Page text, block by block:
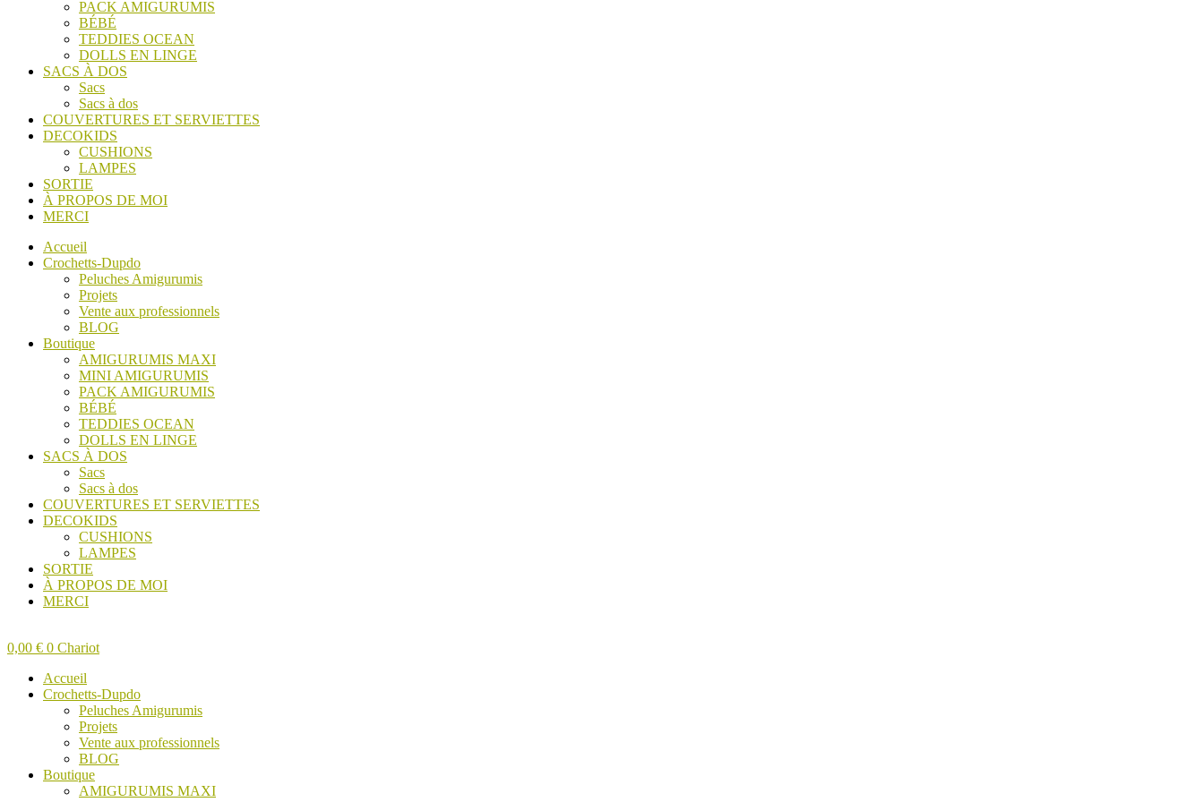
PACK AMIGURUMIS
BÉBÉ
TEDDIES OCEAN
DOLLS EN LINGE
SACS À DOS
Sacs
Sacs à dos
COUVERTURES ET SERVIETTES
DECOKIDS
CUSHIONS
LAMPES
SORTIE
À PROPOS DE MOI
MERCI
Accueil
Crochetts-Dupdo
Peluches Amigurumis
Projets
Vente aux professionnels
BLOG
Boutique
AMIGURUMIS MAXI
MINI AMIGURUMIS
PACK AMIGURUMIS
BÉBÉ
TEDDIES OCEAN
DOLLS EN LINGE
SACS À DOS
Sacs
Sacs à dos
COUVERTURES ET SERVIETTES
DECOKIDS
CUSHIONS
LAMPES
SORTIE
À PROPOS DE MOI
MERCI
0,00 € 0 Chariot
Accueil
Crochetts-Dupdo
Peluches Amigurumis
Projets
Vente aux professionnels
BLOG
Boutique
AMIGURUMIS MAXI